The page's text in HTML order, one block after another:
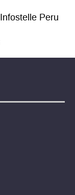
Infostelle Peru